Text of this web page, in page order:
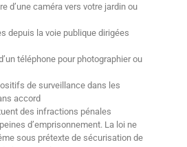
d’une caméra vers votre jardin ou
depuis la voie publique dirigées
téléphone pour photographier ou
de surveillance dans les
accord
des infractions pénales
d’emprisonnement. La loi ne
sous prétexte de sécurisation de